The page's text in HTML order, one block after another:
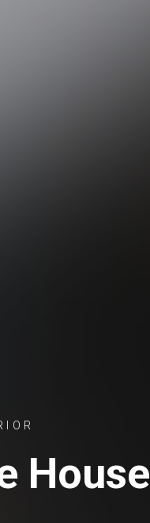
House